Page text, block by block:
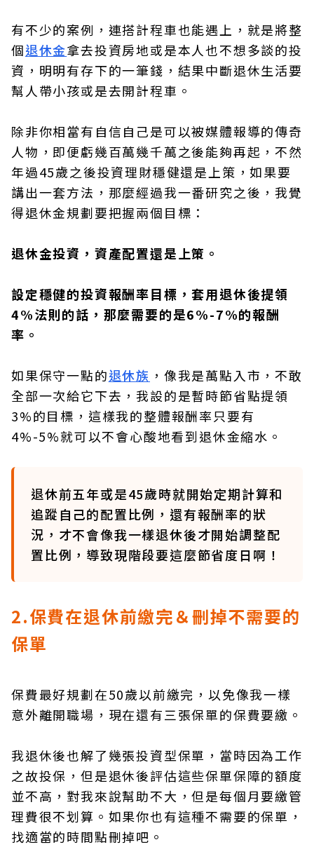
有不少的案例，連搭計程車也能遇上，就是將整
個退休金拿去投資房地或是本人也不想多談的投
資，明明有存下的一筆錢，結果中斷退休生活要
幫人帶小孩或是去開計程車。
除非你相當有自信自己是可以被媒體報導的傳奇
人物，即便虧幾百萬幾千萬之後能夠再起，不然
年過45歲之後投資理財穩健還是上策，如果要
講出一套方法，那麼經過我一番研究之後，我覺
得退休金規劃要把握兩個目標：
退休金投資，資產配置還是上策。
設定穩健的投資報酬率目標，套用退休後提領
4%法則的話，那麼需要的是6%-7%的報酬
率。
如果保守一點的退休族 ，像我是萬點入市，不敢
全部一次給它下去，我設的是暫時節省點提領
3%的目標，這樣我的整體報酬率只要有
4%-5%就可以不會心酸地看到退休金縮水。
退休前五年或是45歲時就開始定期計算和
追蹤自己的配置比例，還有報酬率的狀
況，才不會像我一樣退休後才開始調整配
置比例，導致現階段要這麼節省度日啊！
2.保費在退休前繳完＆刪掉不需要的
保單
保費最好規劃在50歲以前繳完，以免像我一樣
意外離開職場，現在還有三張保單的保費要繳。
我退休後也解了幾張投資型保單，當時因為工作
之故投保，但是退休後評估這些保單保障的額度
並不高，對我來說幫助不大，但是每個月要繳管
理費很不划算。如果你也有這種不需要的保單，
找適當的時間點刪掉吧。